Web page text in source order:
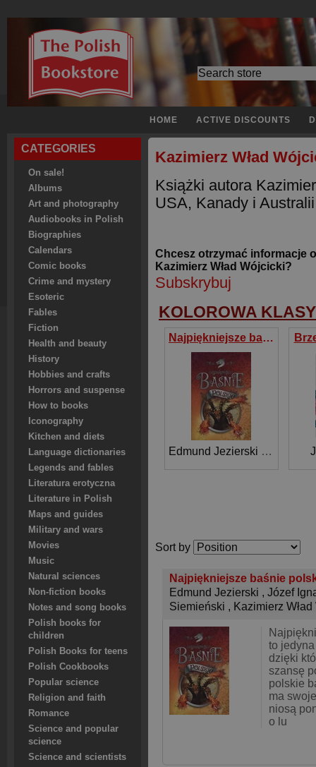
HOME ACTIVE DISCOUNTS
CATEGORIES
On sale!
Albums
Art and photography
Audiobooks in Polish
Biographies
Calendars
Comic books
Crime and mystery
Esoteric
Fables
Fiction
Health and beauty
History
Hobbies and crafts
Horrors and suspense
How to books
Iconography
Kitchen and diets
Language dictionaries
Legends and fables
Literatura erotyczna
Literature in Polish
Maps and guides
Military and wars
Movies
Music
Natural sciences
Non-fiction books
Notes and song books
Polish books for
children
Polish Books for teens
Polish Cookbooks
Popular science
Religion and faith
Romance
Science and popular
science
Science and scientists
Kazimierz Wład
Książki autora
USA, Kanady i
Chcesz otrzymać informacje
Kazimierz Wład Wójcicki?
Subskrybuj
KOLOROWA
Najpiękniejsze baśnie polskie
Edmund Jezierski Józef
Sort by
Najpiękniejsze baśnie
Edmund Jezierski , Józef
Siemieński , Kazimierz
to
dzięki
szansę
polskie
ma
niosą
o lu